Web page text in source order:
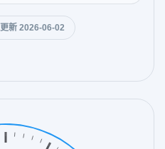
新 2026-06-02